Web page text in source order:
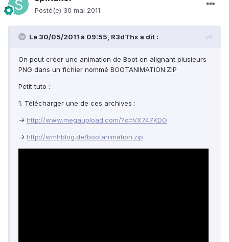
Posté(e) 30 mai 2011
Le 30/05/2011 à 09:55, R3dThx a dit :
On peut créer une animation de Boot en alignant plusieurs
PNG dans un fichier nommé BOOTANIMATION.ZIP
Petit tuto :
1. Télécharger une de ces archives :
-> http://www.megaupload.com/?d=VX747KDO
-> http://wmhblog.de/bootanimation.zip